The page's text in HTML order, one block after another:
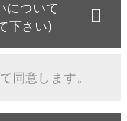
について
下さい)
同意します。